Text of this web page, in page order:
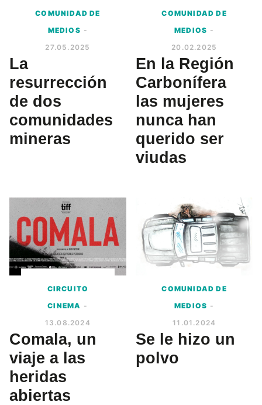
COMUNIDAD DE
MEDIOS -
27.05.2025
La
resurrección
de dos
comunidades
mineras
COMUNIDAD DE
MEDIOS -
20.02.2025
En la Región
Carbonífera
las mujeres
nunca han
querido ser
viudas
CIRCUITO
CINEMA -
13.08.2024
Comala, un
viaje a las
heridas
abiertas
COMUNIDAD DE
MEDIOS -
11.01.2024
Se le hizo un
polvo